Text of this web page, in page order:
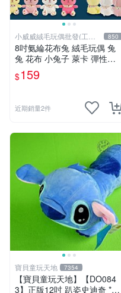
小威威絨毛玩偶批發(工廠
直營)
850
8吋氨綸花布兔 絨毛玩偶 兔
兔 花布 小兔子 萊卡 彈性布
料 娃娃 公仔 交換禮物 安撫
玩偶 超柔軟兔兔玩偶 陪伴玩
$159
近期銷量2件
寶貝童玩天地 7354
【寶貝童玩天地】【DO084
3】正版12吋 趴姿史迪奇 *D